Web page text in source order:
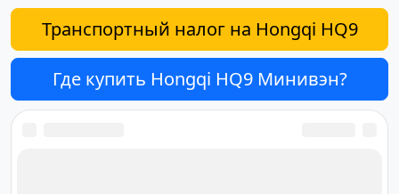
Транспортный налог на Hongqi HQ9
Где купить Hongqi HQ9 Минивэн?